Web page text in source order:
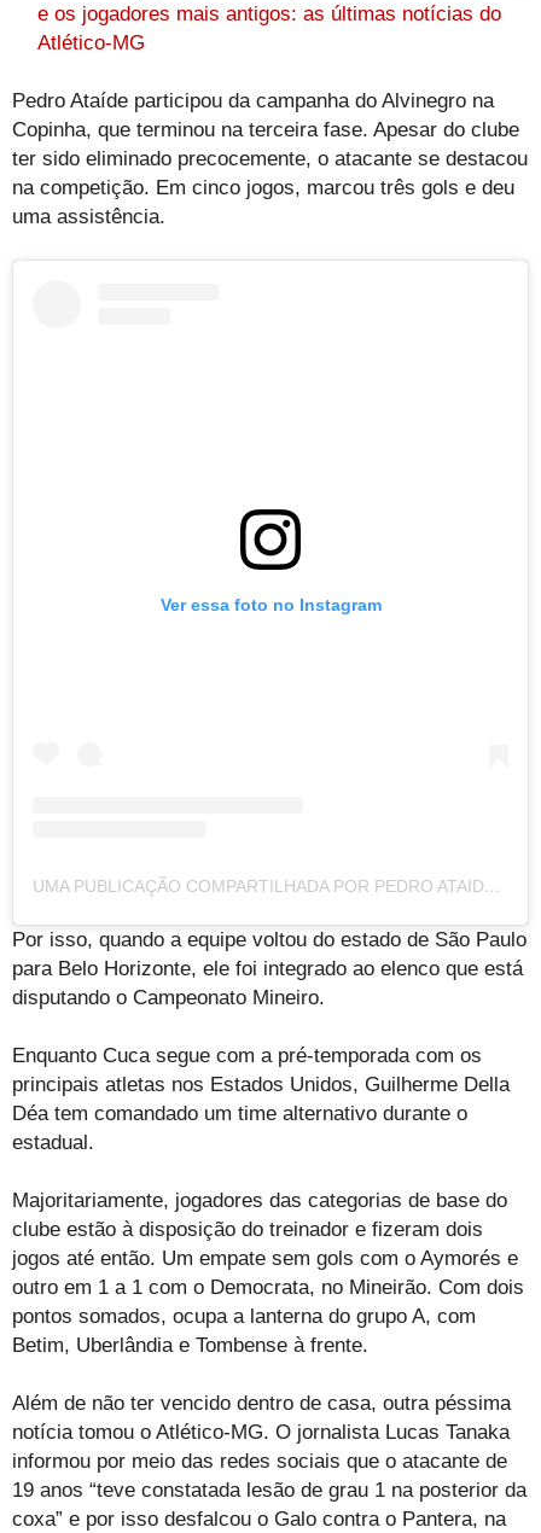
e os jogadores mais antigos: as últimas notícias do
Atlético-MG
Pedro Ataíde participou da campanha do Alvinegro na
Copinha, que terminou na terceira fase. Apesar do clube
ter sido eliminado precocemente, o atacante se destacou
na competição. Em cinco jogos, marcou três gols e deu
uma assistência.
Ver essa foto no Instagram
UMA PUBLICAÇÃO COMPARTILHADA POR PEDRO ATAIDE (@PEDROATAIDE__)
Por isso, quando a equipe voltou do estado de São Paulo
para Belo Horizonte, ele foi integrado ao elenco que está
disputando o Campeonato Mineiro.
Enquanto Cuca segue com a pré-temporada com os
principais atletas nos Estados Unidos, Guilherme Della
Déa tem comandado um time alternativo durante o
estadual.
Majoritariamente, jogadores das categorias de base do
clube estão à disposição do treinador e fizeram dois
jogos até então. Um empate sem gols com o Aymorés e
outro em 1 a 1 com o Democrata, no Mineirão. Com dois
pontos somados, ocupa a lanterna do grupo A, com
Betim, Uberlândia e Tombense à frente.
Além de não ter vencido dentro de casa, outra péssima
notícia tomou o Atlético-MG. O jornalista Lucas Tanaka
informou por meio das redes sociais que o atacante de
19 anos “teve constatada lesão de grau 1 na posterior da
coxa” e por isso desfalcou o Galo contra o Pantera, na